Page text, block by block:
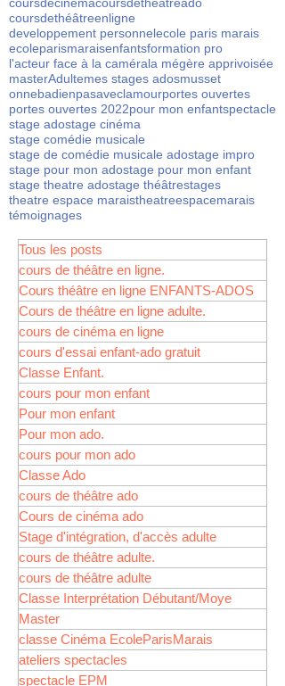
coursdecinémacoursdetheatreado
coursdethéâtreenligne
developpement personnelecole paris marais
ecoleparismaraisenfantsformation pro
l'acteur face à la camérala mégère apprivoisée
masterAdultemes stages adosmusset
onnebadienpasaveclamourportes ouvertes
portes ouvertes 2022pour mon enfantspectacle
stage adostage cinéma
stage comédie musicale
stage de comédie musicale adostage impro
stage pour mon adostage pour mon enfant
stage theatre adostage théâtrestages
theatre espace maraistheatreespacemarais
témoignages
Tous les posts
cours de théâtre en ligne.
Cours théâtre en ligne ENFANTS-ADOS
Cours de théâtre en ligne adulte.
cours de cinéma en ligne
cours d'essai enfant-ado gratuit
Classe Enfant.
cours pour mon enfant
Pour mon enfant
Pour mon ado.
cours pour mon ado
Classe Ado
cours de théâtre ado
Cours de cinéma ado
Stage d'intégration, d'accès adulte
cours de théâtre adulte.
cours de théâtre adulte
Classe Interprétation Débutant/Moye
Master
classe Cinéma EcoleParisMarais
ateliers spectacles
spectacle EPM